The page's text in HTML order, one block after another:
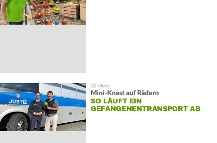
Mini-Knast auf Rädern
SO LÄUFT EIN
GEFANGENENTRANSPORT AB